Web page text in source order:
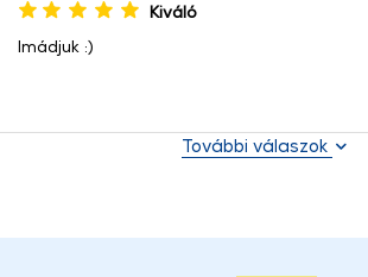
Kiváló
Imádjuk :)
További válaszok